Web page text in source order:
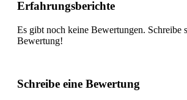
Erfahrungsberichte
Es gibt noch keine Bewertungen. Schreibe
Bewertung!
Schreibe eine Bewertung